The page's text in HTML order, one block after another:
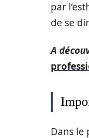
par
de se
A
Dans le